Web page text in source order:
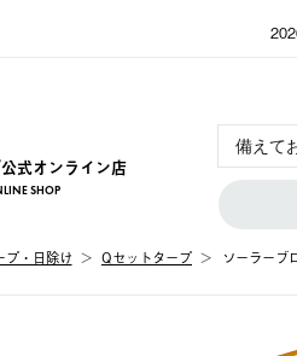
式オンライン店
SHOP
プ・日除け Qセットタープ ソーラーブ